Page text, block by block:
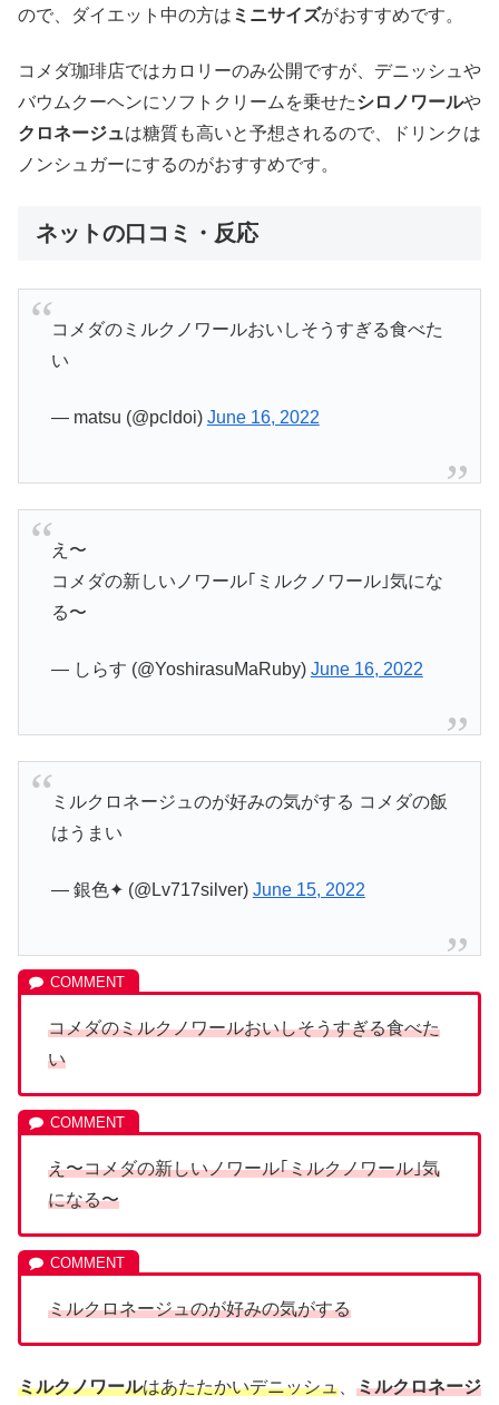
ので、ダイエット中の方は ミニサイズがおすすめです。
コメダ珈琲店ではカロリーのみ公開ですが、デニッシュや
バウムクーヘンにソフトクリームを乗せたシロノワールや
クロネージュは糖質も高いと予想されるので、ドリンクは
ノンシュガーにするのがおすすめです。
ネットの口コミ・反応
コメダのミルクノワールおいしそうすぎる食べた
い
— matsu (@pcldoi) June 16, 2022
え〜
コメダの新しいノワール｢ミルクノワール｣気にな
る〜
— しらす (@YoshirasuMaRuby) June 16, 2022
ミルクロネージュのが好みの気がする コメダの飯
はうまい
— 銀色✦ (@Lv717silver) June 15, 2022
コメダのミルクノワールおいしそうすぎる食べた
い
え〜コメダの新しいノワール｢ミルクノワール｣気
になる〜
ミルクロネージュのが好みの気がする
ミルクノワールはあたたかいデニッシュ ミルクロネージ